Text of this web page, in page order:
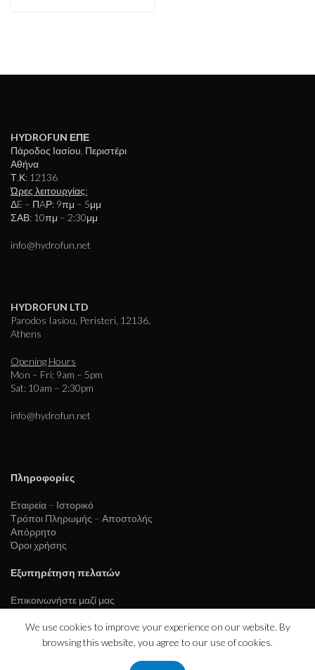
HYDROFUN ΕΠΕ
Πάροδος Ιασίου, Περιστέρι
Αθήνα
Τ.Κ: 12136
Ώρες λειτουργίας:
ΔE – ΠAΡ: 9πμ – 5μμ
ΣΑΒ: 10πμ – 2:30μμ
info@hydrofun.net
HYDROFUN LTD
Parodos Iasiou, Peristeri, 12136,
Athens
Opening Hours
Mon – Fri: 9am – 5pm
Sat: 10am – 2:30pm
info@hydrofun.net
Πληροφορίες
Εταιρεία – Ιστορικό
Τρόποι Πληρωμής – Αποστολής
Απόρρητο
Όροι χρήσης
Εξυπηρέτηση πελατών
Επικοινωνήστε μαζί μας
We use cookies to improve your experience on our website. By
browsing this website, you agree to our use of cookies.